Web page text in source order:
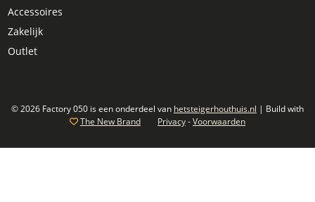
Accessoires
Zakelijk
Outlet
© 2026 Factory 050 is een onderdeel van hetsteigerhouthuis.nl | Build with
The New Brand
Privacy-Voorwaarden